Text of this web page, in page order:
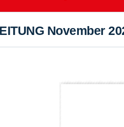
November